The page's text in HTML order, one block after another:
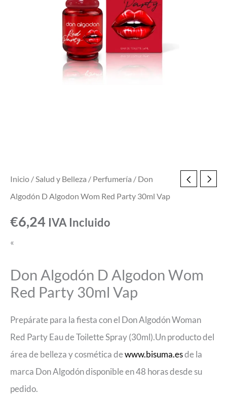
Inicio /Salud y Belleza / Perfumería / Don
Algodón D Algodon Wom Red Party 30ml Vap
€6,24 IVA Incluido
«
Don Algodón D Algodon Wom
Red Party 30ml Vap
Prepárate para la fiesta con el Don Algodón Woman
Red Party Eau de Toilette Spray (30ml).Un producto del
área de belleza y cosmética dewww.bisuma.esde la
marca Don Algodón disponible en 48 horas desde su
pedido.